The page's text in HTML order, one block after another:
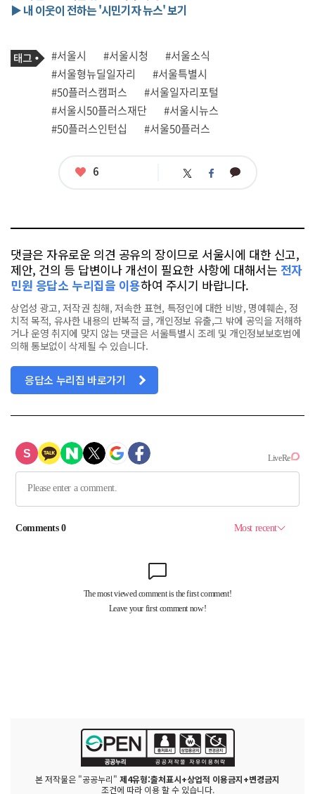
▶ 내 이웃이 전하는 '시민기자 뉴스' 보기
기
사
관
련
태
그
태
그
#서울시 #서울시청
#서울소식
#서울형뉴딜일자리
#서울특별시
#50플러스캠퍼스
#서울일자리포털
#서울시50플러스재단
#서울시뉴스
#50플러스인턴십
#서울50플러스
좋
6 트 페 카
댓글은 자유로운 의견 공유의 장이므로 서울시에 대한 신고,
제안, 건의 등 답변이나 개선이 필요한 사항에 대해서는 전자
민원 응답소 누리집을 이용하여 주시기 바랍니다.
상업성 광고, 저작권 침해, 저속한 표현, 특정인에 대한 비방, 명예훼손, 정
치적 목적, 유사한 내용의 반복적 글, 개인정보 유출,그 밖에 공익을 저해하
거나 운영 취지에 맞지 않는 댓글은 서울특별시 조례 및 개인정보보호법에
의해 통보없이 삭제될 수 있습니다.
응답소 누리집 바로가기
본 저작물은 "공공누리" 제4유형:출처표시+상업적 이용금지+변경금지
조건에 따라 이용 할 수 있습니다.